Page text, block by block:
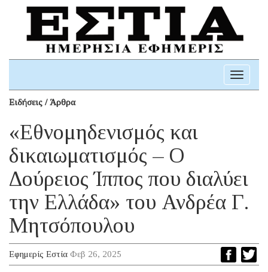
Toggle
Ειδήσεις / Άρθρα
«Εθνομηδενισμός και
δικαιωματισμός – Ο
Δούρειος Ίππος που διαλύει
την Ελλάδα» του Ανδρέα Γ.
Μητσόπουλου
Εφημερίς Εστία Φεβ 26, 2025